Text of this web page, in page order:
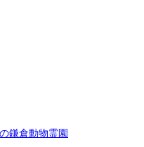
鎌倉動物霊園